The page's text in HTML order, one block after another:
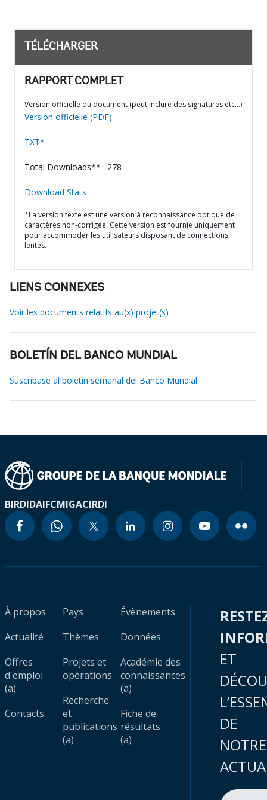
TÉLÉCHARGER
RAPPORT COMPLET
Version officielle du document (peut inclure des signatures etc…)
Version officielle (PDF)
TXT*
Total Downloads** : 278
Download Stats
*La version texte est une version à reconnaissance optique de
caractères non-corrigée. Cette version est fournie uniquement
pour accommoder les utilisateurs disposant de connections
lentes.
LIENS CONNEXES
Voir les documents relatifs au(x) projet(s)
BOLETÍN DEL BANCO MUNDIAL
Suscríbase al boletín semanal del Banco Mundial
BIRDIDAIFCMIGACIRDI
À propos
Actualité
Offres
d'emploi
(a)
Contacts
Pays
Thèmes
Projets et
opérations
Recherche
et
publications
(a)
Évènements
Données
Académie des
connaissances
(a)
Fiche de
résultats
(a)
ET
DE
NOTRE